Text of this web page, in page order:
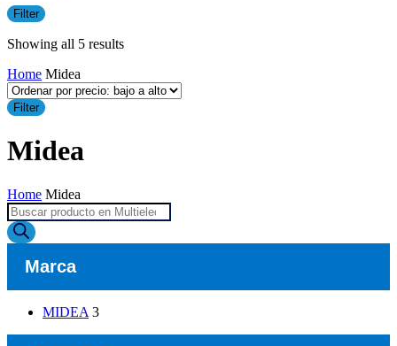
Filter
Showing all 5 resultsSorted
low
Home Midea
Filter
Midea
Home Midea
Búsqueda
de
productos
Marca
MIDEA 3